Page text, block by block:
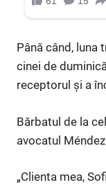
Până când, luna
cinei de
receptorul și a
Bărbatul de la
avocatul
„Clienta mea,